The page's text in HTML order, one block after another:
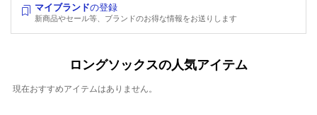
マイブランドの登録
新商品やセール等、ブランドのお得な情報をお送りします
ロングソックスの人気アイテム
現在おすすめアイテムはありません。